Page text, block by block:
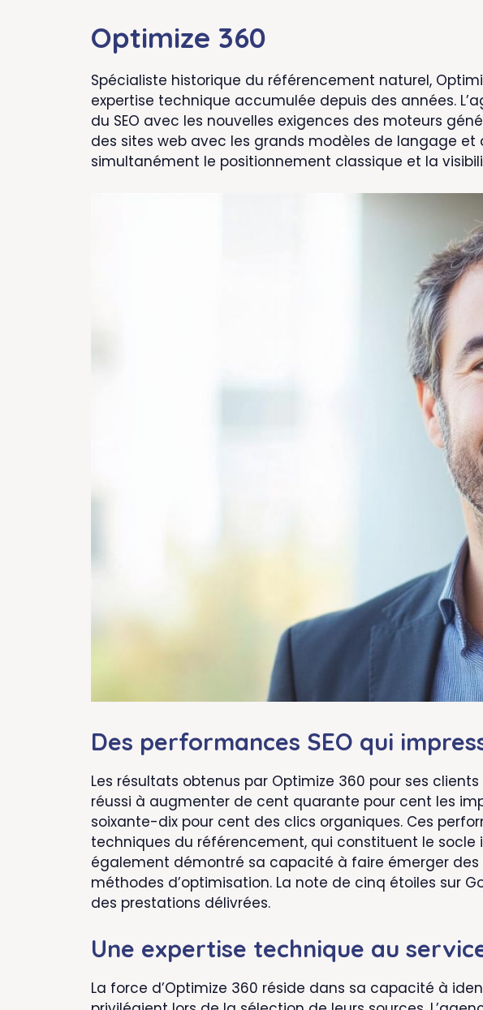
Optimize 360
Spécialiste historique du référencement naturel,
expertise technique accumulée depuis des années.
du SEO avec les nouvelles exigences des moteurs
des sites web avec les grands modèles de langage
simultanément le positionnement classique et la
Des performances SEO qui
Les résultats obtenus par Optimize 360 pour ses
réussi à augmenter de cent quarante pour cent les
soixante-dix pour cent des clics organiques. Ces
techniques du référencement, qui constituent le socle
également démontré sa capacité à faire émerger des
méthodes d’optimisation. La note de cinq étoiles sur
des prestations délivrées.
Une expertise technique au
La force d’Optimize 360 réside dans sa capacité à